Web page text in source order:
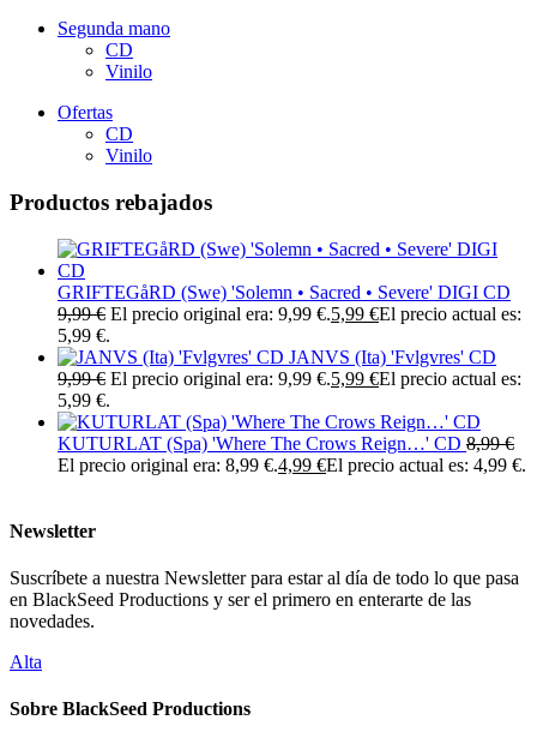
Segunda mano
CD
Vinilo
Ofertas
CD
Vinilo
Productos rebajados
GRIFTEGåRD (Swe) 'Solemn • Sacred • Severe' DIGI CD
9,99€ El precio original era: 9,99 €.5,99 €El precio actual es:
5,99 €.
JANVS (Ita) 'Fvlgvres' CD
9,99€ El precio original era: 9,99 €.5,99 €El precio actual es:
5,99 €.
KUTURLAT (Spa) 'Where The Crows Reign…' CD 8,99€
El precio original era: 8,99 €.4,99 €El precio actual es: 4,99 €.
Newsletter
Suscríbete a nuestra Newsletter para estar al día de todo lo que pasa
en BlackSeed Productions y ser el primero en enterarte de las
novedades.
Alta
Sobre BlackSeed Productions